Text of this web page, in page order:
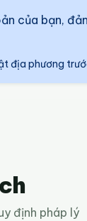
của bạn,
địa phương
định pháp lý